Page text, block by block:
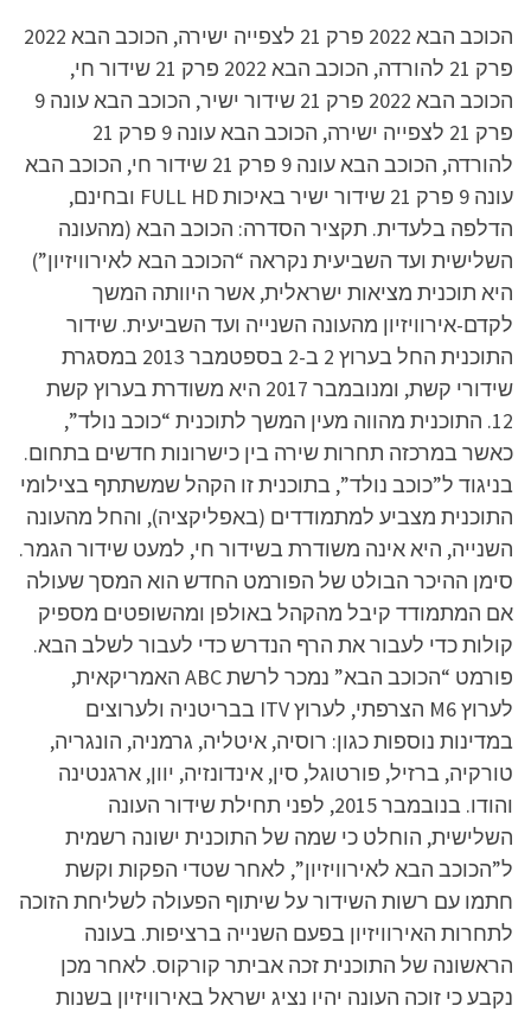
הכוכב הבא 2022 פרק 21 לצפייה ישירה, הכוכב הבא 2022
פרק 21 להורדה, הכוכב הבא 2022 פרק 21 שידור חי,
הכוכב הבא 2022 פרק 21 שידור ישיר, הכוכב הבא עונה 9
פרק 21 לצפייה ישירה, הכוכב הבא עונה 9 פרק 21
להורדה, הכוכב הבא עונה 9 פרק 21 שידור חי, הכוכב הבא
עונה 9 פרק 21 שידור ישיר באיכות FULL HD ובחינם,
הדלפה בלעדית. תקציר הסדרה: הכוכב הבא (מהעונה
השלישית ועד השביעית נקראה “הכוכב הבא לאירוויזיון”)
היא תוכנית מציאות ישראלית, אשר היוותה המשך
לקדם-אירוויזיון מהעונה השנייה ועד השביעית. שידור
התוכנית החל בערוץ 2 ב-2 בספטמבר 2013 במסגרת
שידורי קשת, ומנובמבר 2017 היא משודרת בערוץ קשת
12. התוכנית מהווה מעין המשך לתוכנית “כוכב נולד”,
כאשר במרכזה תחרות שירה בין כישרונות חדשים בתחום.
בניגוד ל”כוכב נולד”, בתוכנית זו הקהל שמשתתף בצילומי
התוכנית מצביע למתמודדים (באפליקציה), והחל מהעונה
השנייה, היא אינה משודרת בשידור חי, למעט שידור הגמר.
סימן ההיכר הבולט של הפורמט החדש הוא המסך שעולה
אם המתמודד קיבל מהקהל באולפן ומהשופטים מספיק
קולות כדי לעבור את הרף הנדרש כדי לעבור לשלב הבא.
פורמט “הכוכב הבא” נמכר לרשת ABC האמריקאית,
לערוץ M6 הצרפתי, לערוץ ITV בבריטניה ולערוצים
במדינות נוספות כגון: רוסיה, איטליה, גרמניה, הונגריה,
טורקיה, ברזיל, פורטוגל, סין, אינדונזיה, יוון, ארגנטינה
והודו. בנובמבר 2015, לפני תחילת שידור העונה
השלישית, הוחלט כי שמה של התוכנית ישונה רשמית
ל”הכוכב הבא לאירוויזיון”, לאחר שטדי הפקות וקשת
חתמו עם רשות השידור על שיתוף הפעולה לשליחת הזוכה
לתחרות האירוויזיון בפעם השנייה ברציפות. בעונה
הראשונה של התוכנית זכה אביתר קורקוס. לאחר מכן
נקבע כי זוכה העונה יהיו נציג ישראל באירוויזיון בשנות